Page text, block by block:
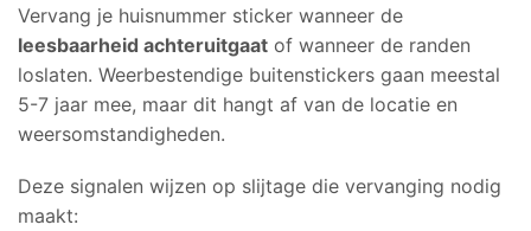
Vervang je huisnummer sticker wanneer de
leesbaarheid achteruitgaat of wanneer de randen
loslaten. Weerbestendige buitenstickers gaan meestal
5-7 jaar mee, maar dit hangt af van de locatie en
weersomstandigheden.
Deze signalen wijzen op slijtage die vervanging nodig
maakt: